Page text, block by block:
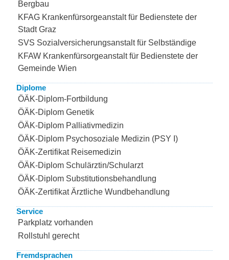
Bergbau
KFAG Krankenfürsorgeanstalt für Bedienstete der
Stadt Graz
SVS Sozialversicherungsanstalt für Selbständige
KFAW Krankenfürsorgeanstalt für Bedienstete der
Gemeinde Wien
Diplome
ÖÄK-Diplom-Fortbildung
ÖÄK-Diplom Genetik
ÖÄK-Diplom Palliativmedizin
ÖÄK-Diplom Psychosoziale Medizin (PSY I)
ÖÄK-Zertifikat Reisemedizin
ÖÄK-Diplom Schulärztin/Schularzt
ÖÄK-Diplom Substitutionsbehandlung
ÖÄK-Zertifikat Ärztliche Wundbehandlung
Service
Parkplatz vorhanden
Rollstuhl gerecht
Fremdsprachen